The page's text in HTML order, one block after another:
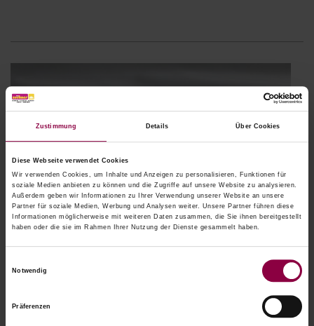
Zustimmung Details Über Cookies
Diese Webseite verwendet Cookies
Wir verwenden Cookies, um Inhalte und Anzeigen zu personalisieren, Funktionen für
soziale Medien anbieten zu können und die Zugriffe auf unsere Website zu analysieren.
Außerdem geben wir Informationen zu Ihrer Verwendung unserer Website an unsere
Partner für soziale Medien, Werbung und Analysen weiter. Unsere Partner führen diese
Informationen möglicherweise mit weiteren Daten zusammen, die Sie ihnen bereitgestellt
haben oder die sie im Rahmen Ihrer Nutzung der Dienste gesammelt haben.
Notwendig
Präferenzen